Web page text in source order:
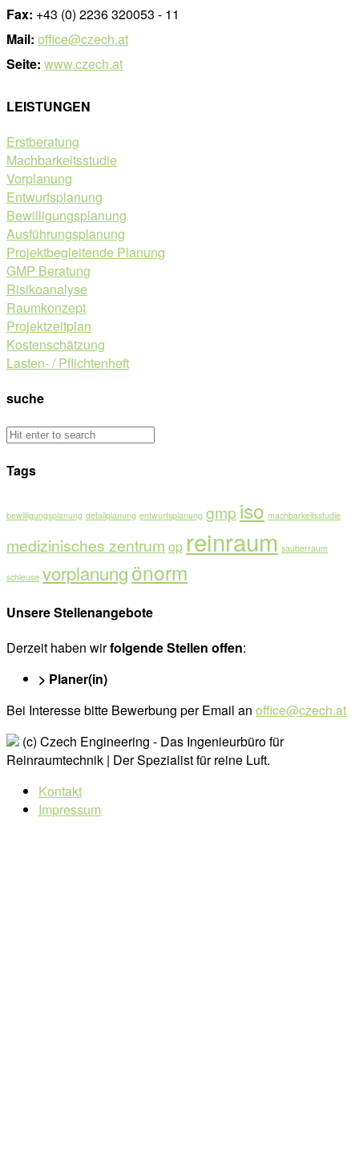
Fax: +43 (0) 2236 320053 - 11
Mail: office@czech.at
Seite: www.czech.at
LEISTUNGEN
Erstberatung
Machbarkeitsstudie
Vorplanung
Entwurfsplanung
Bewilligungsplanung
Ausführungsplanung
Projektbegleitende Planung
GMP Beratung
Risikoanalyse
Raumkonzept
Projektzeitplan
Kostenschätzung
Lasten- / Pflichtenheft
suche
Tags
bewilligungsplanung detailplanung entwurfsplanung gmp iso machbarkeitsstudie
medizinisches zentrum op reinraum sauberraum
schleuse vorplanungönorm
Unsere Stellenangebote
Derzeit haben wirfolgende Stellen offen:
> Planer(in)
Bei Interesse bitte Bewerbung per Email an office@czech.at
(c) Czech Engineering - Das Ingenieurbüro für
Reinraumtechnik | Der Spezialist für reine Luft.
Kontakt
Impressum